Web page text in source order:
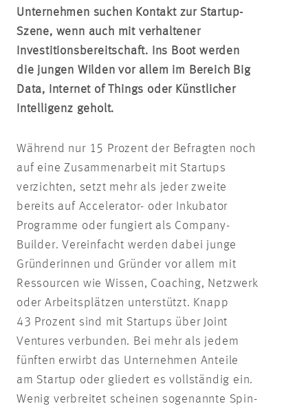
Unternehmen suchen Kontakt zur Startup-
Szene, wenn auch mit verhaltener
Investitionsbereitschaft. Ins Boot werden
die jungen Wilden vor allem im Bereich Big
Data, Internet of Things oder Künstlicher
Intelligenz geholt.
Während nur 15 Prozent der Befragten noch
auf eine Zusammenarbeit mit Startups
verzichten, setzt mehr als jeder zweite
bereits auf Accelerator- oder Inkubator
Programme oder fungiert als Company-
Builder. Vereinfacht werden dabei junge
Gründerinnen und Gründer vor allem mit
Ressourcen wie Wissen, Coaching, Netzwerk
oder Arbeitsplätzen unterstützt. Knapp
43 Prozent sind mit Startups über Joint
Ventures verbunden. Bei mehr als jedem
fünften erwirbt das Unternehmen Anteile
am Startup oder gliedert es vollständig ein.
Wenig verbreitet scheinen sogenannte Spin-